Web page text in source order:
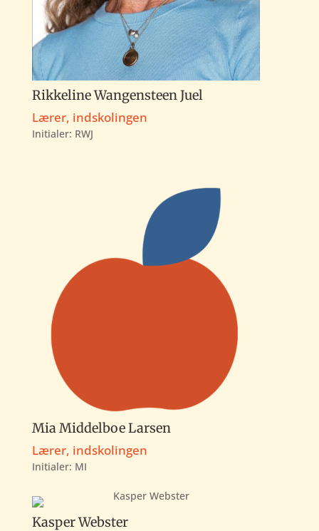
Rikkeline Wangensteen Juel
Lærer, indskolingen
Initialer: RWJ
Mia Middelboe Larsen
Lærer, indskolingen
Initialer: MI
Kasper Webster